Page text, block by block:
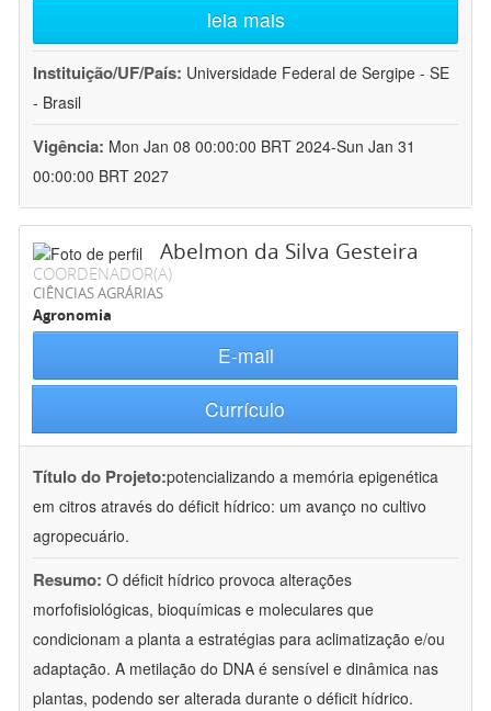
leia mais
Instituição/UF/País: Universidade Federal de Sergipe - SE
- Brasil
Vigência: Mon Jan 08 00:00:00 BRT 2024-Sun Jan 31
00:00:00 BRT 2027
Abelmon da Silva Gesteira
COORDENADOR(A)
CIÊNCIAS AGRÁRIAS
Agronomia
E-mail
Currículo
Título do Projeto:potencializando a memória epigenética
em citros através do déficit hídrico: um avanço no cultivo
agropecuário.
Resumo: O déficit hídrico provoca alterações
morfofisiológicas, bioquímicas e moleculares que
condicionam a planta a estratégias para aclimatização e/ou
adaptação. A metilação do DNA é sensível e dinâmica nas
plantas, podendo ser alterada durante o déficit hídrico.